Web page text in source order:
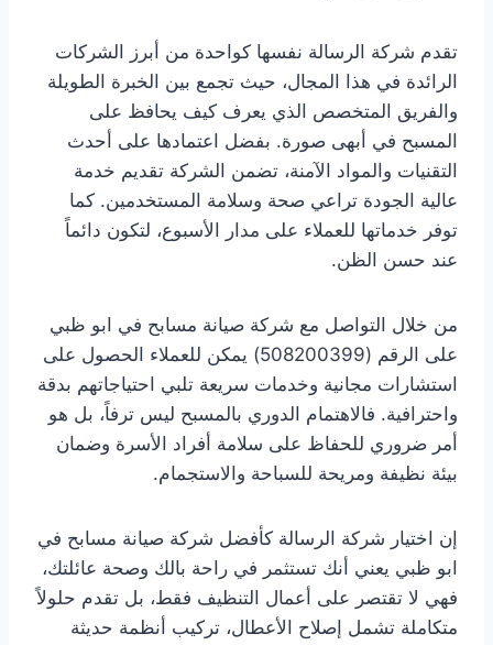
تقدم شركة الرسالة نفسها كواحدة من أبرز الشركات
الرائدة في هذا المجال، حيث تجمع بين الخبرة الطويلة
والفريق المتخصص الذي يعرف كيف يحافظ على
المسبح في أبهى صورة. بفضل اعتمادها على أحدث
التقنيات والمواد الآمنة، تضمن الشركة تقديم خدمة
عالية الجودة تراعي صحة وسلامة المستخدمين. كما
توفر خدماتها للعملاء على مدار الأسبوع، لتكون دائماً
عند حسن الظن.
من خلال التواصل مع شركة صيانة مسابح في ابو ظبي
على الرقم (508200399) يمكن للعملاء الحصول على
استشارات مجانية وخدمات سريعة تلبي احتياجاتهم بدقة
واحترافية. فالاهتمام الدوري بالمسبح ليس ترفاً، بل هو
أمر ضروري للحفاظ على سلامة أفراد الأسرة وضمان
بيئة نظيفة ومريحة للسباحة والاستجمام.
إن اختيار شركة الرسالة كأفضل شركة صيانة مسابح في
ابو ظبي يعني أنك تستثمر في راحة بالك وصحة عائلتك،
فهي لا تقتصر على أعمال التنظيف فقط، بل تقدم حلولاً
متكاملة تشمل إصلاح الأعطال، تركيب أنظمة حديثة